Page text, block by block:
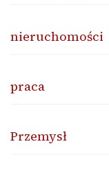
nieruchomości
praca
Przemysł